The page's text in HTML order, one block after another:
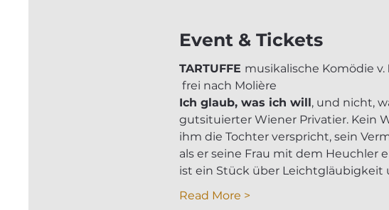
Event & Tickets
TARTUFFE musikalische Komödie v.
frei nach Molière
Ich glaub, was ich will, und nicht,
gutsituierter Wiener Privatier. Kein
ihm die Tochter verspricht, sein
als er seine Frau mit dem Heuchler
ist ein Stück über Leichtgläubigkeit
Read More >